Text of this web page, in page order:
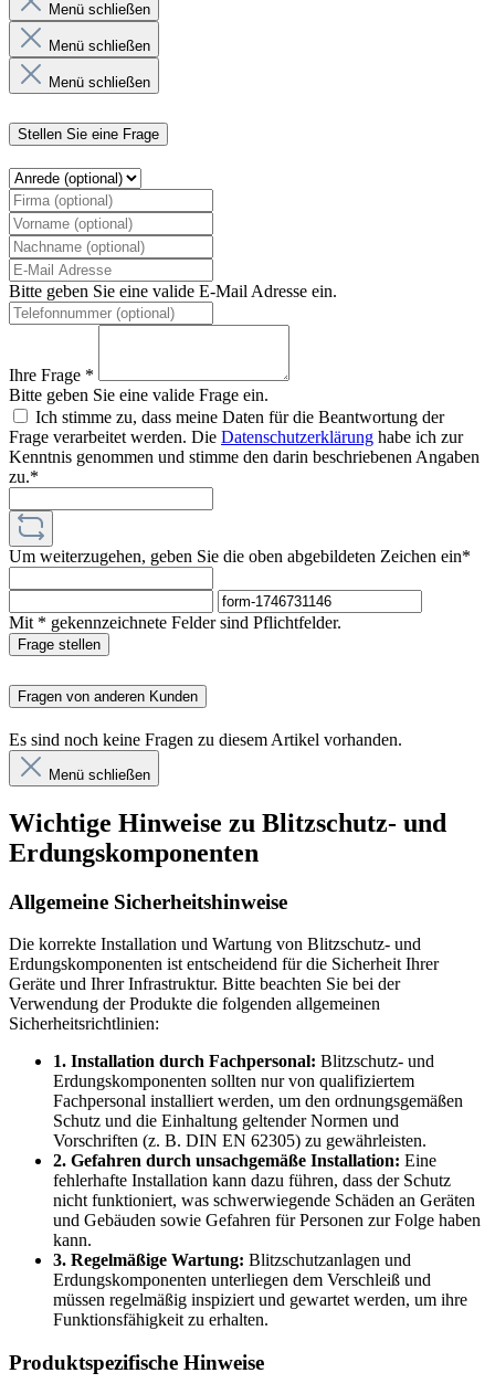
Menü schließen
Menü schließen
Menü schließen
Stellen Sie eine Frage
Bitte geben Sie eine valide E-Mail Adresse ein.
Ihre Frage *
Bitte geben Sie eine valide Frage ein.
Ich stimme zu, dass meine Daten für die Beantwortung der
Frage verarbeitet werden. Die Datenschutzerklärung habe ich zur
Kenntnis genommen und stimme den darin beschriebenen Angaben
zu.*
Um weiterzugehen, geben Sie die oben abgebildeten Zeichen ein*
Mit * gekennzeichnete Felder sind Pflichtfelder.
Frage stellen
Fragen von anderen Kunden
Es sind noch keine Fragen zu diesem Artikel vorhanden.
Menü schließen
Wichtige Hinweise zu Blitzschutz- und
Erdungskomponenten
Allgemeine Sicherheitshinweise
Die korrekte Installation und Wartung von Blitzschutz- und
Erdungskomponenten ist entscheidend für die Sicherheit Ihrer
Geräte und Ihrer Infrastruktur. Bitte beachten Sie bei der
Verwendung der Produkte die folgenden allgemeinen
Sicherheitsrichtlinien:
1. Installation durch Fachpersonal: Blitzschutz- und
Erdungskomponenten sollten nur von qualifiziertem
Fachpersonal installiert werden, um den ordnungsgemäßen
Schutz und die Einhaltung geltender Normen und
Vorschriften (z. B. DIN EN 62305) zu gewährleisten.
2. Gefahren durch unsachgemäße Installation: Eine
fehlerhafte Installation kann dazu führen, dass der Schutz
nicht funktioniert, was schwerwiegende Schäden an Geräten
und Gebäuden sowie Gefahren für Personen zur Folge haben
kann.
3. Regelmäßige Wartung: Blitzschutzanlagen und
Erdungskomponenten unterliegen dem Verschleiß und
müssen regelmäßig inspiziert und gewartet werden, um ihre
Funktionsfähigkeit zu erhalten.
Produktspezifische Hinweise